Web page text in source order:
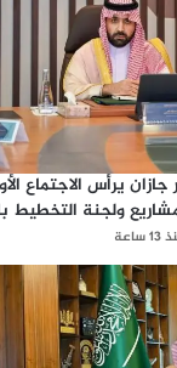
جازان يرأس الاجتماع
ولجنة التخطيط
ساعة